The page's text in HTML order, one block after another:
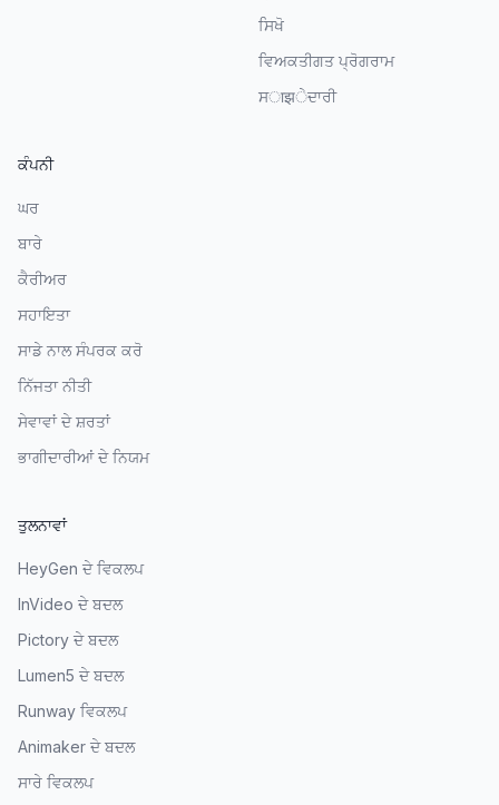
ਸਿਖੋ
ਵਿਅਕਤੀਗਤ ਪ੍ਰੋਗਰਾਮ
ਸाझੇਦਾਰੀ
ਕੰਪਨੀ
ਘਰ
ਬਾਰੇ
ਕੈਰੀਅਰ
ਸਹਾਇਤਾ
ਸਾਡੇ ਨਾਲ ਸੰਪਰਕ ਕਰੋ
ਨਿੱਜਤਾ ਨੀਤੀ
ਸੇਵਾਵਾਂ ਦੇ ਸ਼ਰਤਾਂ
ਭਾਗੀਦਾਰੀਆਂ ਦੇ ਨਿਯਮ
ਤੁਲਨਾਵਾਂ
HeyGen ਦੇ ਵਿਕਲਪ
InVideo ਦੇ ਬਦਲ
Pictory ਦੇ ਬਦਲ
Lumen5 ਦੇ ਬਦਲ
Runway ਵਿਕਲਪ
Animaker ਦੇ ਬਦਲ
ਸਾਰੇ ਵਿਕਲਪ